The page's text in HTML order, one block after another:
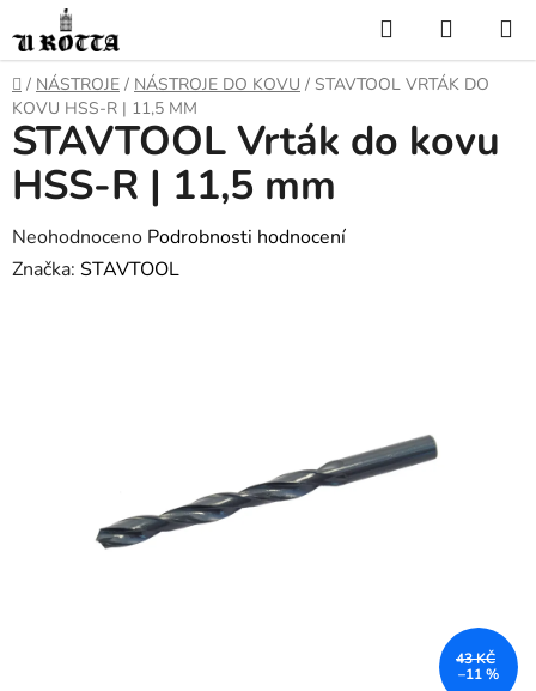
na
obsah
Hledat
KOŠÍK
DOMŮ
/ NÁSTROJE / NÁSTROJE DO KOVU / STAVTOOL VRTÁK DO
KOVU HSS-R | 11,5 MM
STAVTOOL Vrták do kovu
HSS-R | 11,5 mm
Průměrné
hodnocení
Neohodnoceno Podrobnosti hodnocení
Značka: STAVTOOL
43 KČ
–11 %